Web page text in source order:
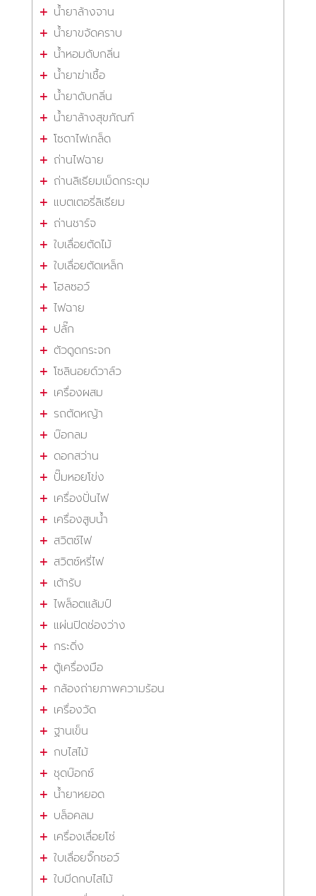
น้ำยาล้างจาน
น้ำยาขจัดคราบ
น้ำหอมดับกลิ่น
น้ำยาฆ่าเชื้อ
น้ำยาดับกลิ่น
น้ำยาล้างสุขภัณฑ์
โซดาไฟเกล็ด
ถ่านไฟฉาย
ถ่านลิเธียมเม็ดกระดุม
แบตเตอรี่ลิเธียม
ถ่านชาร์จ
ใบเลื่อยตัดไม้
ใบเลื่อยตัดเหล็ก
โฮลซอว์
ไฟฉาย
ปลั๊ก
ตัวดูดกระจก
โซลินอยด์วาล์ว
เครื่องผสม
รถตัดหญ้า
บ๊อกลม
ดอกสว่าน
ปั๊มหอยโข่ง
เครื่องปั่นไฟ
เครื่องสูบน้ำ
สวิตซ์ไฟ
สวิตซ์หรี่ไฟ
เต้ารับ
ไพล็อตแล้มป์
แผ่นปิดช่องว่าง
กระดิ่ง
ตู้เครื่องมือ
กล้องถ่ายภาพความร้อน
เครื่องวัด
ฐานเข็น
กบไสไม้
ชุดบ๊อกซ์
น้ำยาหยอด
บล็อคลม
เครื่องเลื่อยโซ่
ใบเลื่อยจิ๊กซอว์
ใบมีดกบไสไม้